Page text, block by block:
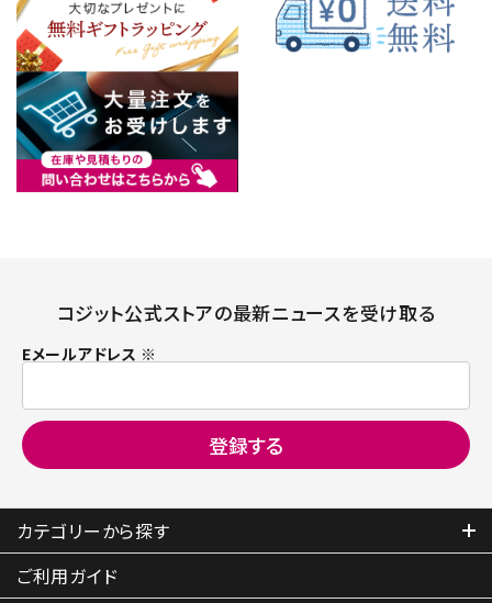
コジット公式ストアの最新ニュースを受け取る
Eメールアドレス ※
カテゴリーから探す
ご利用ガイド